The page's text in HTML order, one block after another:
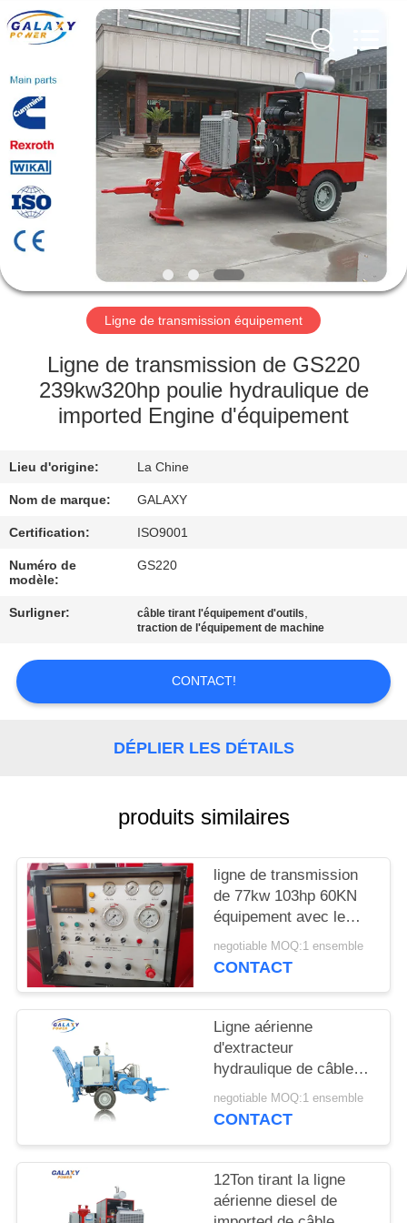
ACCUEIL
PRODUITS
À
PROPOS
DE
NOUS
VISITE
L'USINE
CONTRÔLE
QUALITÉ
CONTACTEZ-
NOUS
LES
AFFAIRES
SITE
PRIVACY
POLICY
Galaxy
power
industry
limited.
Reserved.
Ligne de transmission équipement
Ligne de transmission de GS220
239kw320hp poulie hydraulique de
imported Engine d'équipement
Lieu d'origine: La Chine
Nom de marque: GALAXY
Certification: ISO9001
Numéro de
modèle:
GS220
Surligner: câble tirant l'équipement d'outils,
traction de l'équipement de machine
CONTACT!
DÉPLIER LES DÉTAILS
produits similaires
ligne de transmission
de 77kw 103hp 60KN
équipement avec le
nombre de 7
cannelures
negotiable MOQ:1 ensemble
CONTACT
Ligne aérienne
d'extracteur
hydraulique de câble
de 280KN ADSS
ficelant l'équipement
negotiable MOQ:1 ensemble
CONTACT
12Ton tirant la ligne
aérienne diesel de